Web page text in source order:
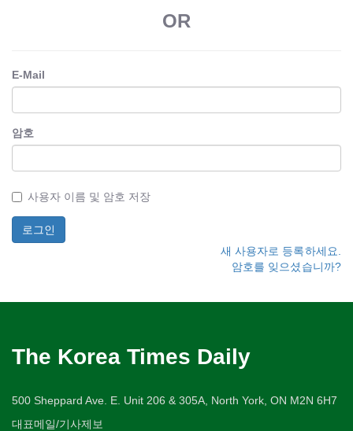
OR
E-Mail
암호
사용자 이름 및 암호 저장
새 사용자로 등록하세요.
암호를 잊으셨습니까?
The Korea Times Daily
500 Sheppard Ave. E. Unit 206 & 305A, North York, ON M2N 6H7
대표메일/기사제보